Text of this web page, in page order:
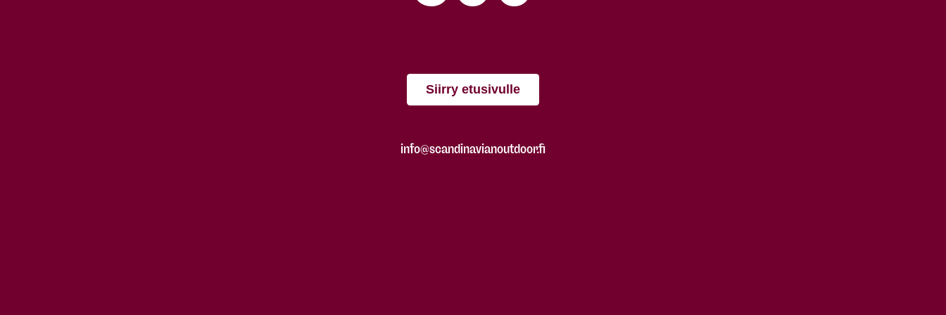
Siirry etusivulle
info@scandinavianoutdoor.fi